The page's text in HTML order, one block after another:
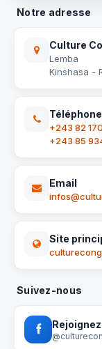
Notre adresse
Culture
Lemba
Kinshasa -
Téléphone
+243 82
+243 85
Email
Site
Suivez-nous